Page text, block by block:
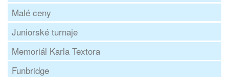
Malé ceny
Juniorské turnaje
Memoriál Karla Textora
Funbridge